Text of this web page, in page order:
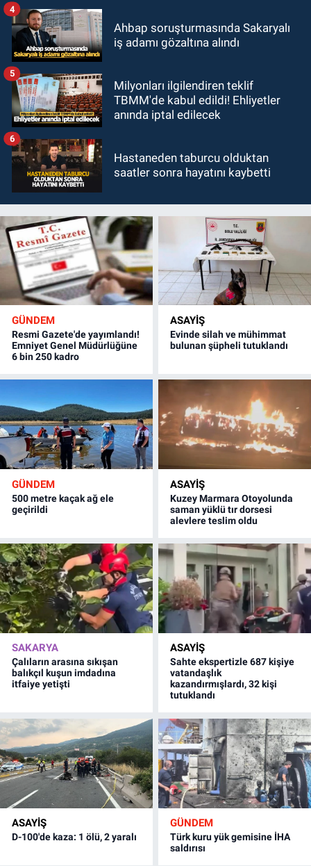
Ahbap soruşturmasında Sakaryalı
iş adamı gözaltına alındı
4
Milyonları ilgilendiren teklif
TBMM'de kabul edildi! Ehliyetler
anında iptal edilecek
5
Hastaneden taburcu olduktan
saatler sonra hayatını kaybetti
6
GÜNDEM
Resmi Gazete'de yayımlandı!
Emniyet Genel Müdürlüğüne
6 bin 250 kadro
ASAYİŞ
Evinde silah ve mühimmat
bulunan şüpheli tutuklandı
GÜNDEM
500 metre kaçak ağ ele
geçirildi
ASAYİŞ
Kuzey Marmara Otoyolunda
saman yüklü tır dorsesi
alevlere teslim oldu
SAKARYA
Çalıların arasına sıkışan
balıkçıl kuşun imdadına
itfaiye yetişti
ASAYİŞ
Sahte ekspertizle 687 kişiye
vatandaşlık
kazandırmışlardı, 32 kişi
tutuklandı
ASAYİŞ
D-100'de kaza: 1 ölü, 2 yaralı
GÜNDEM
Türk kuru yük gemisine İHA
saldırısı